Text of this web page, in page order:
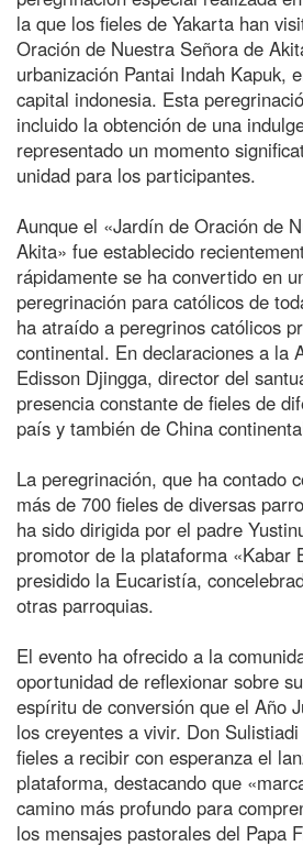
la que los fieles de Yakarta han
Oración de Nuestra Señora de
urbanización Pantai Indah Kapuk,
capital indonesia. Esta
incluido la obtención de una
representado un momento
unidad para los participantes.
Aunque el «Jardín de Oración de
Akita» fue establecido
rápidamente se ha convertido en
peregrinación para católicos de
ha atraído a peregrinos católicos
continental. En declaraciones a la
Edisson Djingga, director del
presencia constante de fieles de
país y también de China
La peregrinación, que ha contado
más de 700 fieles de diversas
ha sido dirigida por el padre
promotor de la plataforma «Kabar
presidido la Eucaristía,
otras parroquias.
El evento ha ofrecido a la
oportunidad de reflexionar sobre
espíritu de conversión que el Año
los creyentes a vivir. Don
fieles a recibir con esperanza el
plataforma, destacando que
camino más profundo para
los mensajes pastorales del Papa